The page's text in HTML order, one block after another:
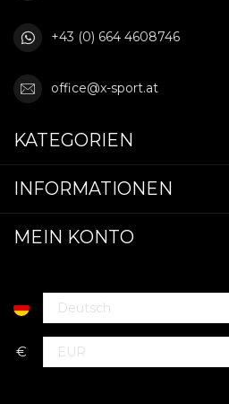
+43 (0) 664 4608746
office@x-sport.at
KATEGORIEN
INFORMATIONEN
MEIN KONTO
€